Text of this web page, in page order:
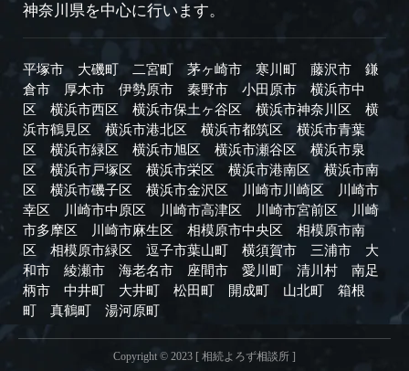
神奈川県を中心に行います。
平塚市 大磯町 二宮町 茅ヶ崎市 寒川町 藤沢市
鎌
倉市
厚木市 伊勢原市 秦野市 小田原市
横浜市中
区
横浜市西区 横浜市保土ヶ谷区 横浜市神奈川区
横
浜市鶴見区
横浜市港北区 横浜市都筑区
横浜市青葉
区
横浜市緑区 横浜市旭区 横浜市瀬谷区
横浜市泉
区
横浜市戸塚区 横浜市栄区 横浜市港南区
横浜市南
区
横浜市磯子区 横浜市金沢区 川崎市川崎区
川崎市
幸区
川崎市中原区 川崎市高津区 川崎市宮前区
川崎
市多摩区
川崎市麻生区 相模原市中央区
相模原市南
区
相模原市緑区 逗子市葉山町 横須賀市 三浦市
大
和市
綾瀬市 海老名市 座間市 愛川町 清川村
南足
柄市
中井町 大井町 松田町 開成町 山北町
箱根
町
真鶴町 湯河原町
Copyright © 2023 [ 相続よろず相談所 ]